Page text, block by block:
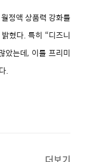
정액 상품력 강화를
혔다. 특히 “디즈니
았는데, 이를 프리미
.
더보기